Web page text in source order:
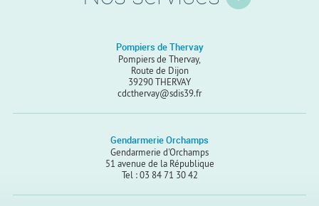
Pompiers de Thervay
Pompiers de Thervay,
Route de Dijon
39290 THERVAY
cdcthervay@sdis39.fr
Gendarmerie Orchamps
Gendarmerie d'Orchamps
51 avenue de la République
Tel : 03 84 71 30 42